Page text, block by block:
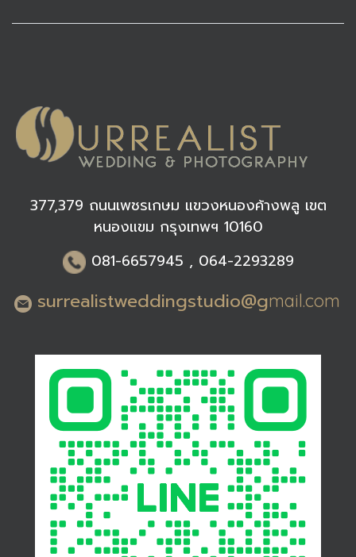
377,379 ถนนเพชรเกษม แขวงหนองค้างพลู เขต
หนองแขม กรุงเทพฯ 10160
081-6657945 , 064-2293289
surrealistweddingstudio@gmail.com